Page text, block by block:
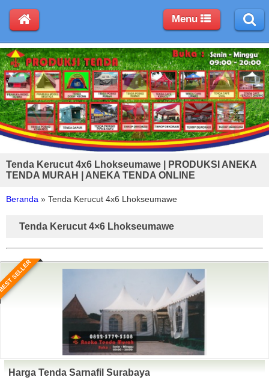
Tenda Kerucut 4x6 Lhokseumawe | PRODUKSI ANEKA
TENDA MURAH | ANEKA TENDA ONLINE
Beranda » Tenda Kerucut 4x6 Lhokseumawe
Tenda Kerucut 4×6 Lhokseumawe
SELLER
Harga Tenda Sarnafil Surabaya
Menu